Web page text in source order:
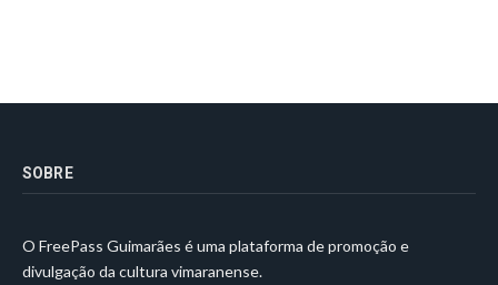
SOBRE
O FreePass Guimarães é uma plataforma de promoção e
divulgação da cultura vimaranense.